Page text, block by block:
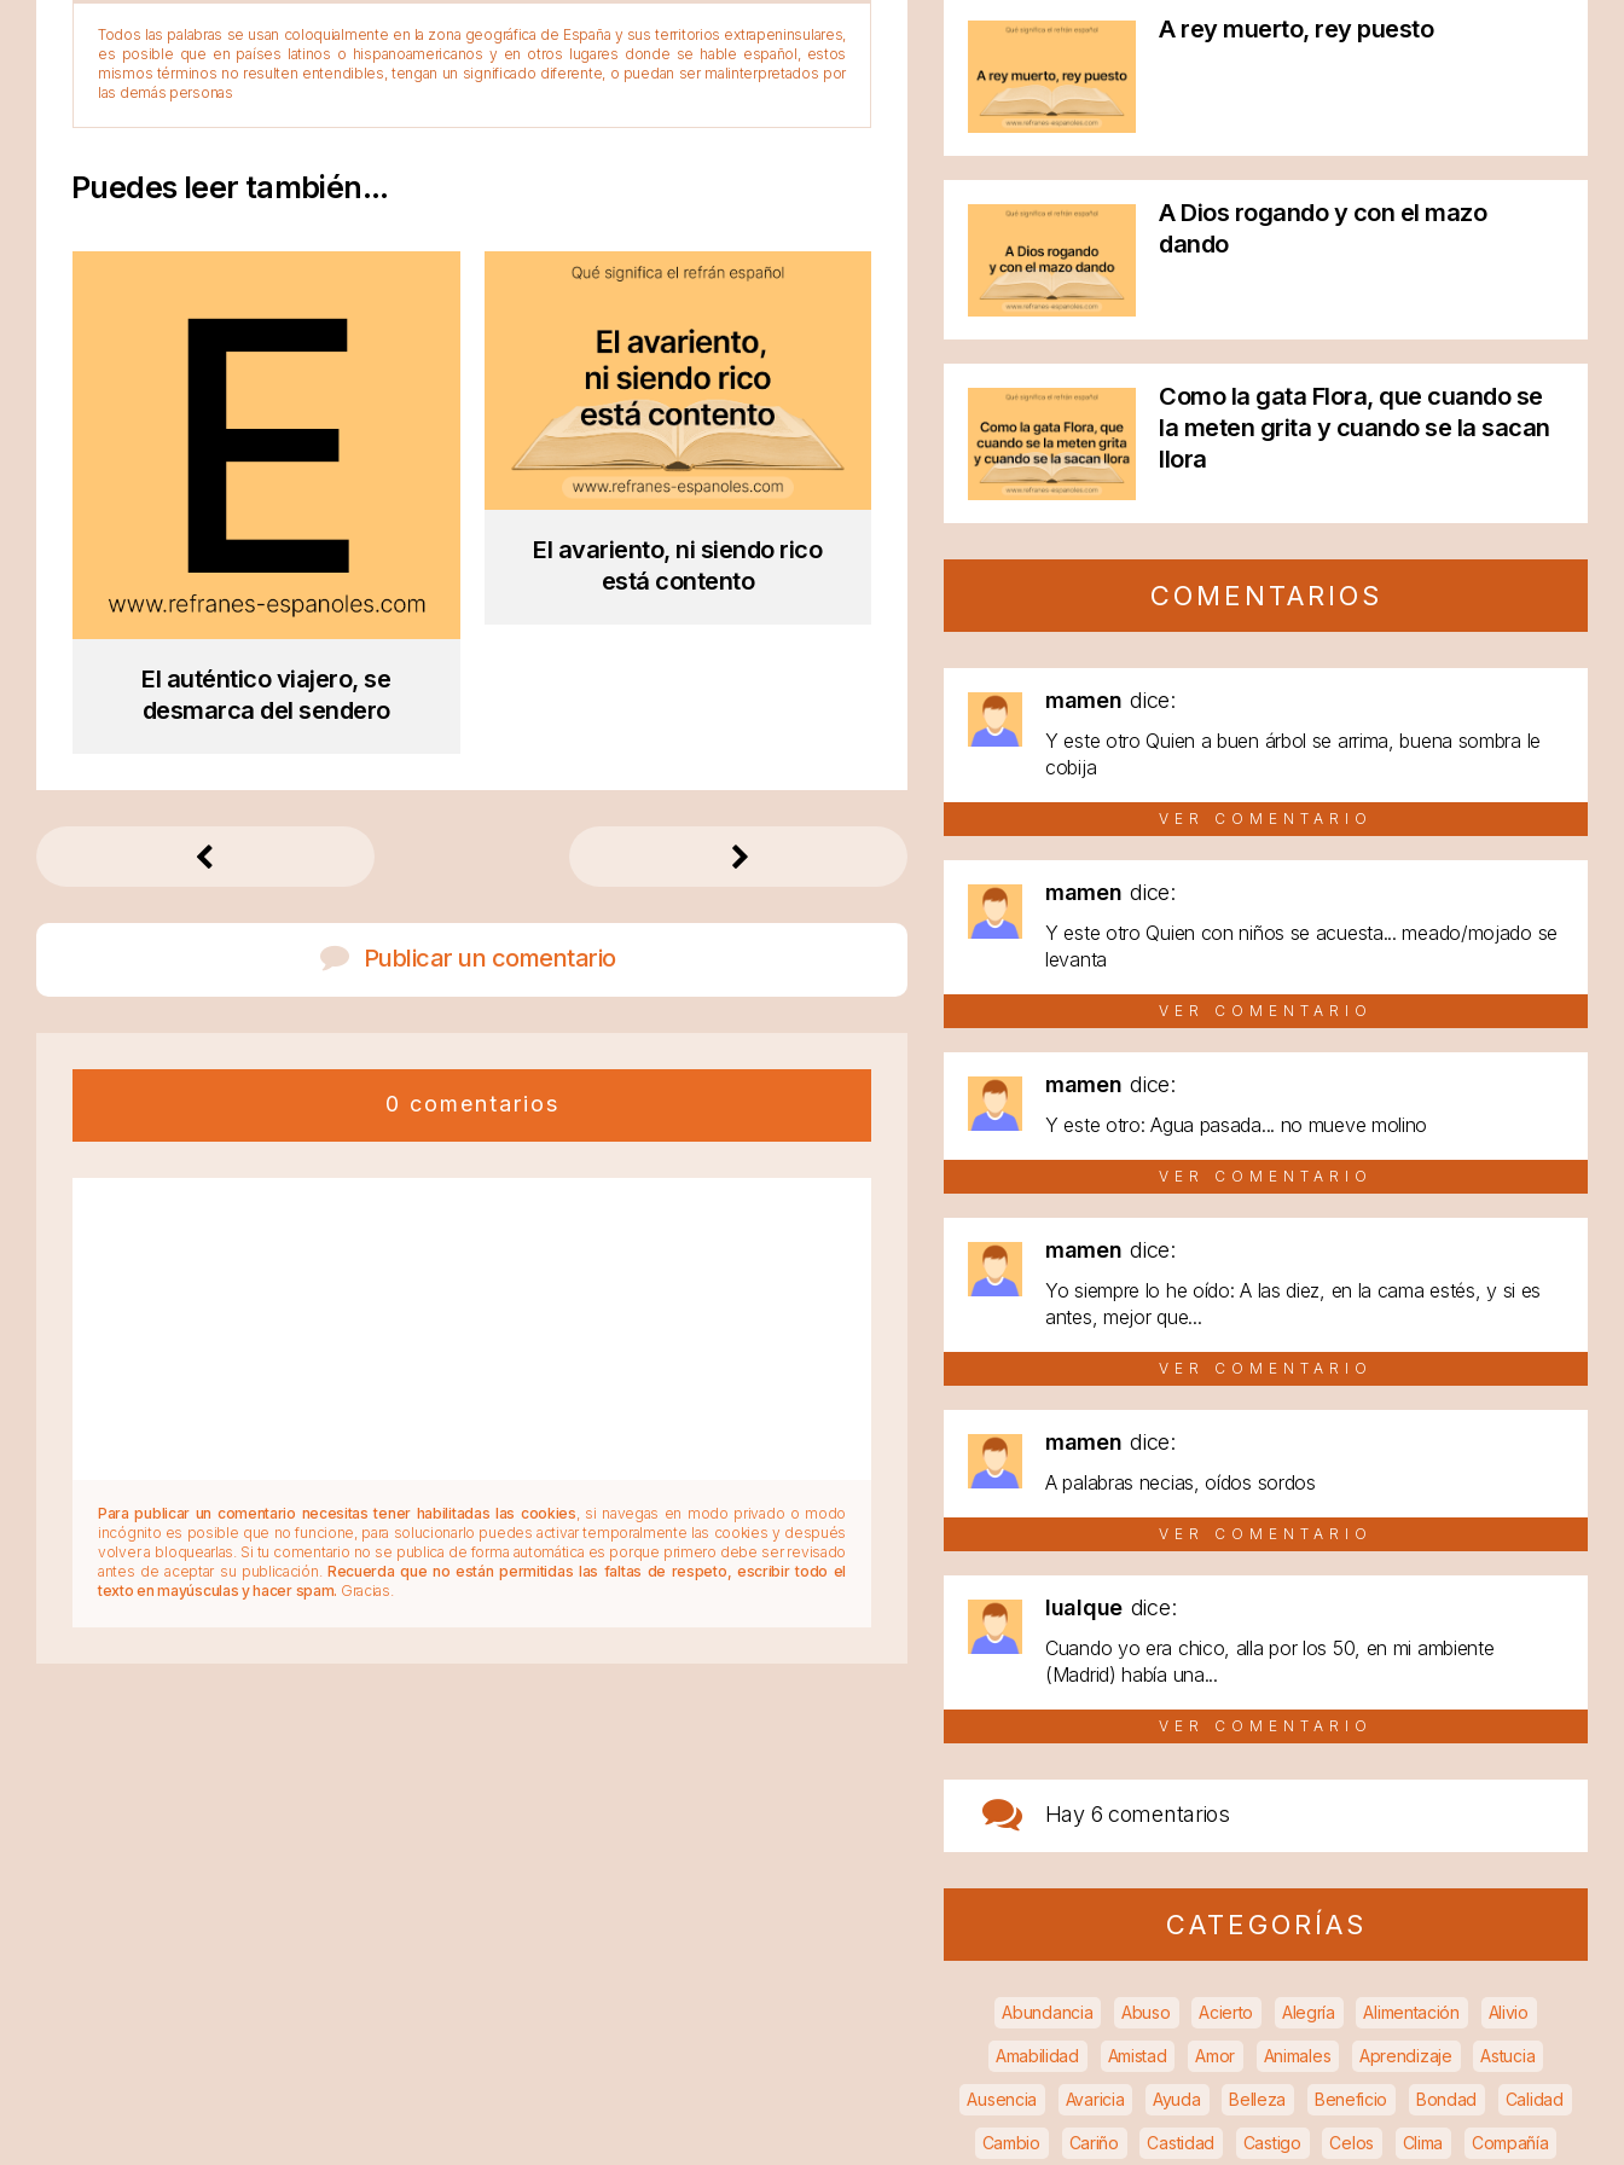
Todos las palabras se usan coloquialmente en la zona geográfica de España y sus territorios extrapeninsulares,
es posible que en países latinos o hispanoamericanos y en otros lugares donde se hable español, estos
mismos términos no resulten entendibles, tengan un significado diferente, o puedan ser malinterpretados por
las demás personas
Puedes leer también...
El auténtico viajero, se
desmarca del sendero
El avariento, ni siendo rico
está contento
Publicar un comentario
0 comentarios
Para publicar un comentario necesitas tener habilitadas las cookies , si navegas en modo privado o modo
incógnito es posible que no funcione, para solucionarlo puedes activar temporalmente las cookies y después
volver a bloquearlas. Si tu comentario no se publica de forma automática es porque primero debe ser revisado
antes de aceptar su publicación. Recuerda que no están permitidas las faltas de respeto, escribir todo el
texto en mayúsculas y hacer spam. Gracias.
A rey muerto, rey puesto
A Dios rogando y con el mazo
dando
Como la gata Flora, que cuando se
la meten grita y cuando se la sacan
llora
COMENTARIOS
mamen dice:
Y este otro Quien a buen árbol se arrima, buena sombra le
cobija
VER COMENTARIO
mamen dice:
Y este otro Quien con niños se acuesta... meado/mojado se
levanta
VER COMENTARIO
mamen dice:
Y este otro: Agua pasada... no mueve molino
VER COMENTARIO
mamen dice:
Yo siempre lo he oído: A las diez, en la cama estés, y si es
antes, mejor que...
VER COMENTARIO
mamen dice:
A palabras necias, oídos sordos
VER COMENTARIO
lualque dice:
Cuando yo era chico, alla por los 50, en mi ambiente
(Madrid) había una...
VER COMENTARIO
Hay 6 comentarios
CATEGORÍAS
Abundancia Abuso Acierto Alegría Alimentación Alivio
Amabilidad Amistad Amor Animales Aprendizaje Astucia
Ausencia Avaricia Ayuda Belleza Beneficio Bondad Calidad
Cambio Cariño Castidad Castigo Celos Clima Compañía